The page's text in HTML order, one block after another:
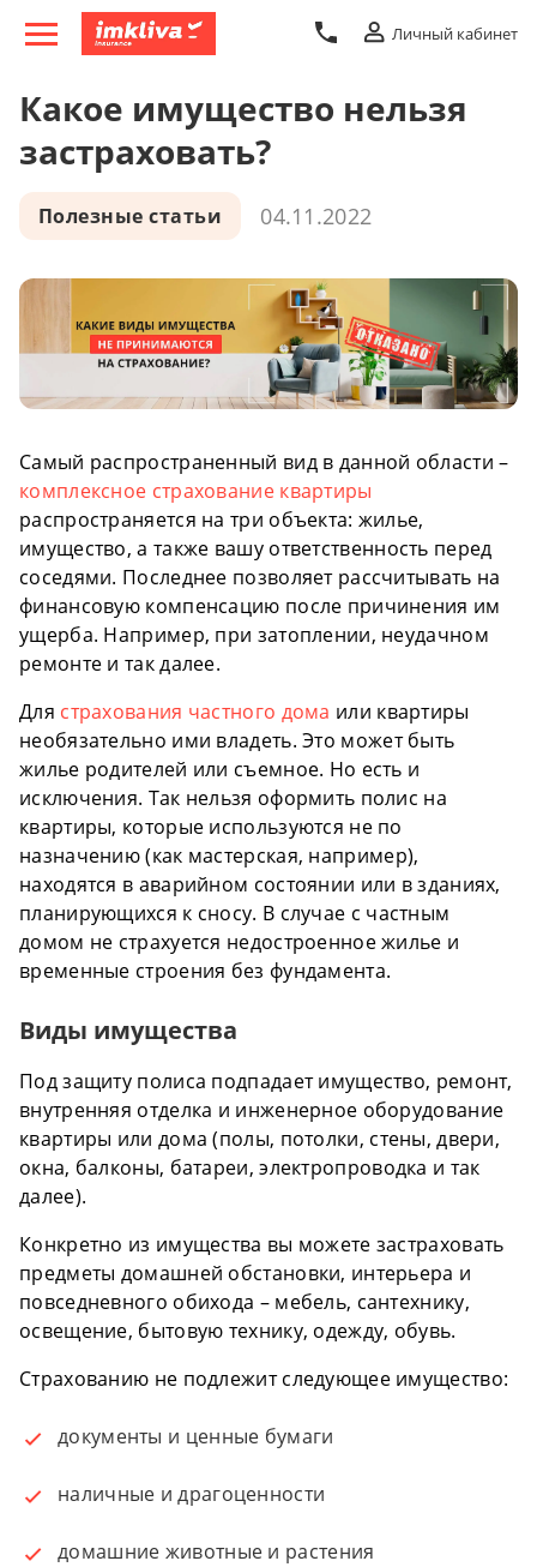
Личный кабинет
Какое имущество нельзя
застраховать?
Полезные статьи 04.11.2022
Самый распространенный вид в данной области –
комплексное страхование квартиры
распространяется на три объекта: жилье,
имущество, а также вашу ответственность перед
соседями. Последнее позволяет рассчитывать на
финансовую компенсацию после причинения им
ущерба. Например, при затоплении, неудачном
ремонте и так далее.
Для страхования частного дома или квартиры
необязательно ими владеть. Это может быть
жилье родителей или съемное. Но есть и
исключения. Так нельзя оформить полис на
квартиры, которые используются не по
назначению (как мастерская, например),
находятся в аварийном состоянии или в зданиях,
планирующихся к сносу. В случае с частным
домом не страхуется недостроенное жилье и
временные строения без фундамента.
Виды имущества
Под защиту полиса подпадает имущество, ремонт,
внутренняя отделка и инженерное оборудование
квартиры или дома (полы, потолки, стены, двери,
окна, балконы, батареи, электропроводка и так
далее).
Конкретно из имущества вы можете застраховать
предметы домашней обстановки, интерьера и
повседневного обихода – мебель, сантехнику,
освещение, бытовую технику, одежду, обувь.
Страхованию не подлежит следующее имущество:
документы и ценные бумаги
наличные и драгоценности
домашние животные и растения